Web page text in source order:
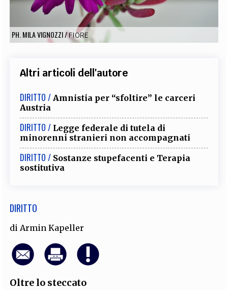
SOCIAL MEDIA
PH. MILA VIGNOZZI/FIORE
Altri articoli dell'autore
DIRITTO / Amnistia per “sfoltire” le carceri
Austria
DIRITTO / Legge federale di tutela di
minorenni stranieri non accompagnati
DIRITTO / Sostanze stupefacenti e Terapia
sostitutiva
DIRITTO
di Armin Kapeller
Oltre lo steccato